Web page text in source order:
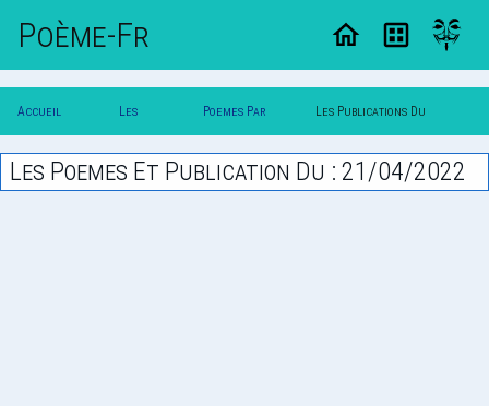
Poème-Fr
Accueil
Poesie
Les
Poesies
Poemes Par Les Publications Du
21/04/2022
Les Poemes Et Publication Du : 21/04/2022